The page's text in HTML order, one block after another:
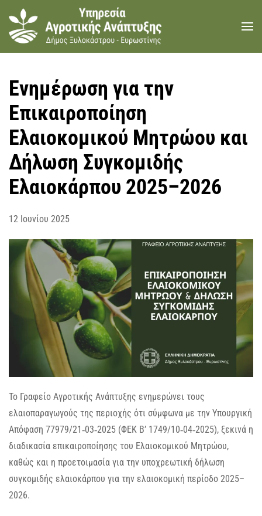
Skip to main content
Ενημέρωση για την
Επικαιροποίηση
Ελαιοκομικού Μητρώου και
Δήλωση Συγκομιδής
Ελαιοκάρπου 2025–2026
12 Ιουνίου 2025
Το Γραφείο Αγροτικής Ανάπτυξης ενημερώνει τους
ελαιοπαραγωγούς της περιοχής ότι σύμφωνα με την Υπουργική
Απόφαση 77979/21‑03‑2025 (ΦΕΚ Β’ 1749/10‑04‑2025), ξεκινά η
διαδικασία επικαιροποίησης του Ελαιοκομικού Μητρώου,
καθώς και η προετοιμασία για την υποχρεωτική δήλωση
συγκομιδής ελαιοκάρπου για την ελαιοκομική περίοδο 2025–
2026.